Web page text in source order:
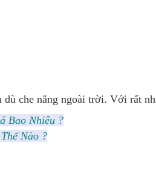
che nắng ngoài trời. Với rất
Bao Nhiêu ?
Nào ?